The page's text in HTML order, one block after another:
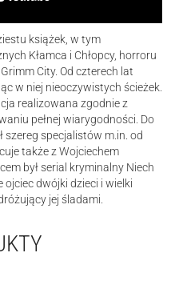
książek, w tym
Kłamca i Chłopcy, horroru
City. Od czterech lat
w niej nieoczywistych ścieżek.
realizowana zgodnie z
pełnej wiarygodności. Do
szereg specjalistów m.in. od
także z Wojciechem
był serial kryminalny Niech
ojciec dwójki dzieci i wielki
jej śladami.